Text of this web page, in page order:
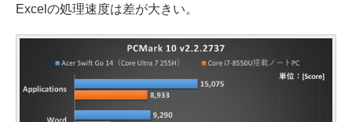
Excelの処理速度は差が大きい。